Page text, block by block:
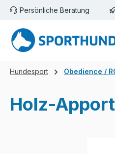
Hauptinhalt springen
Zur Suche springen
Zur Hauptnavigation
Persönliche Beratung
Hundesport Obedience /
Holz-